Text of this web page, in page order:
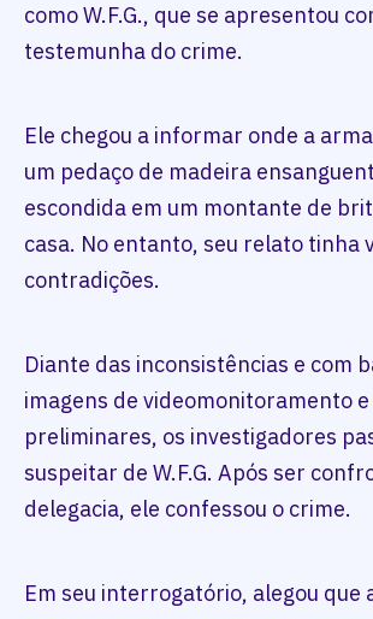
como W.F.G., que se apresentou
testemunha do crime.
Ele chegou a informar onde a
um pedaço de madeira
escondida em um montante de
casa. No entanto, seu relato tinha
contradições.
Diante das inconsistências e com
imagens de videomonitoramento
preliminares, os investigadores
suspeitar de W.F.G. Após ser
delegacia, ele confessou o crime.
Em seu interrogatório, alegou que